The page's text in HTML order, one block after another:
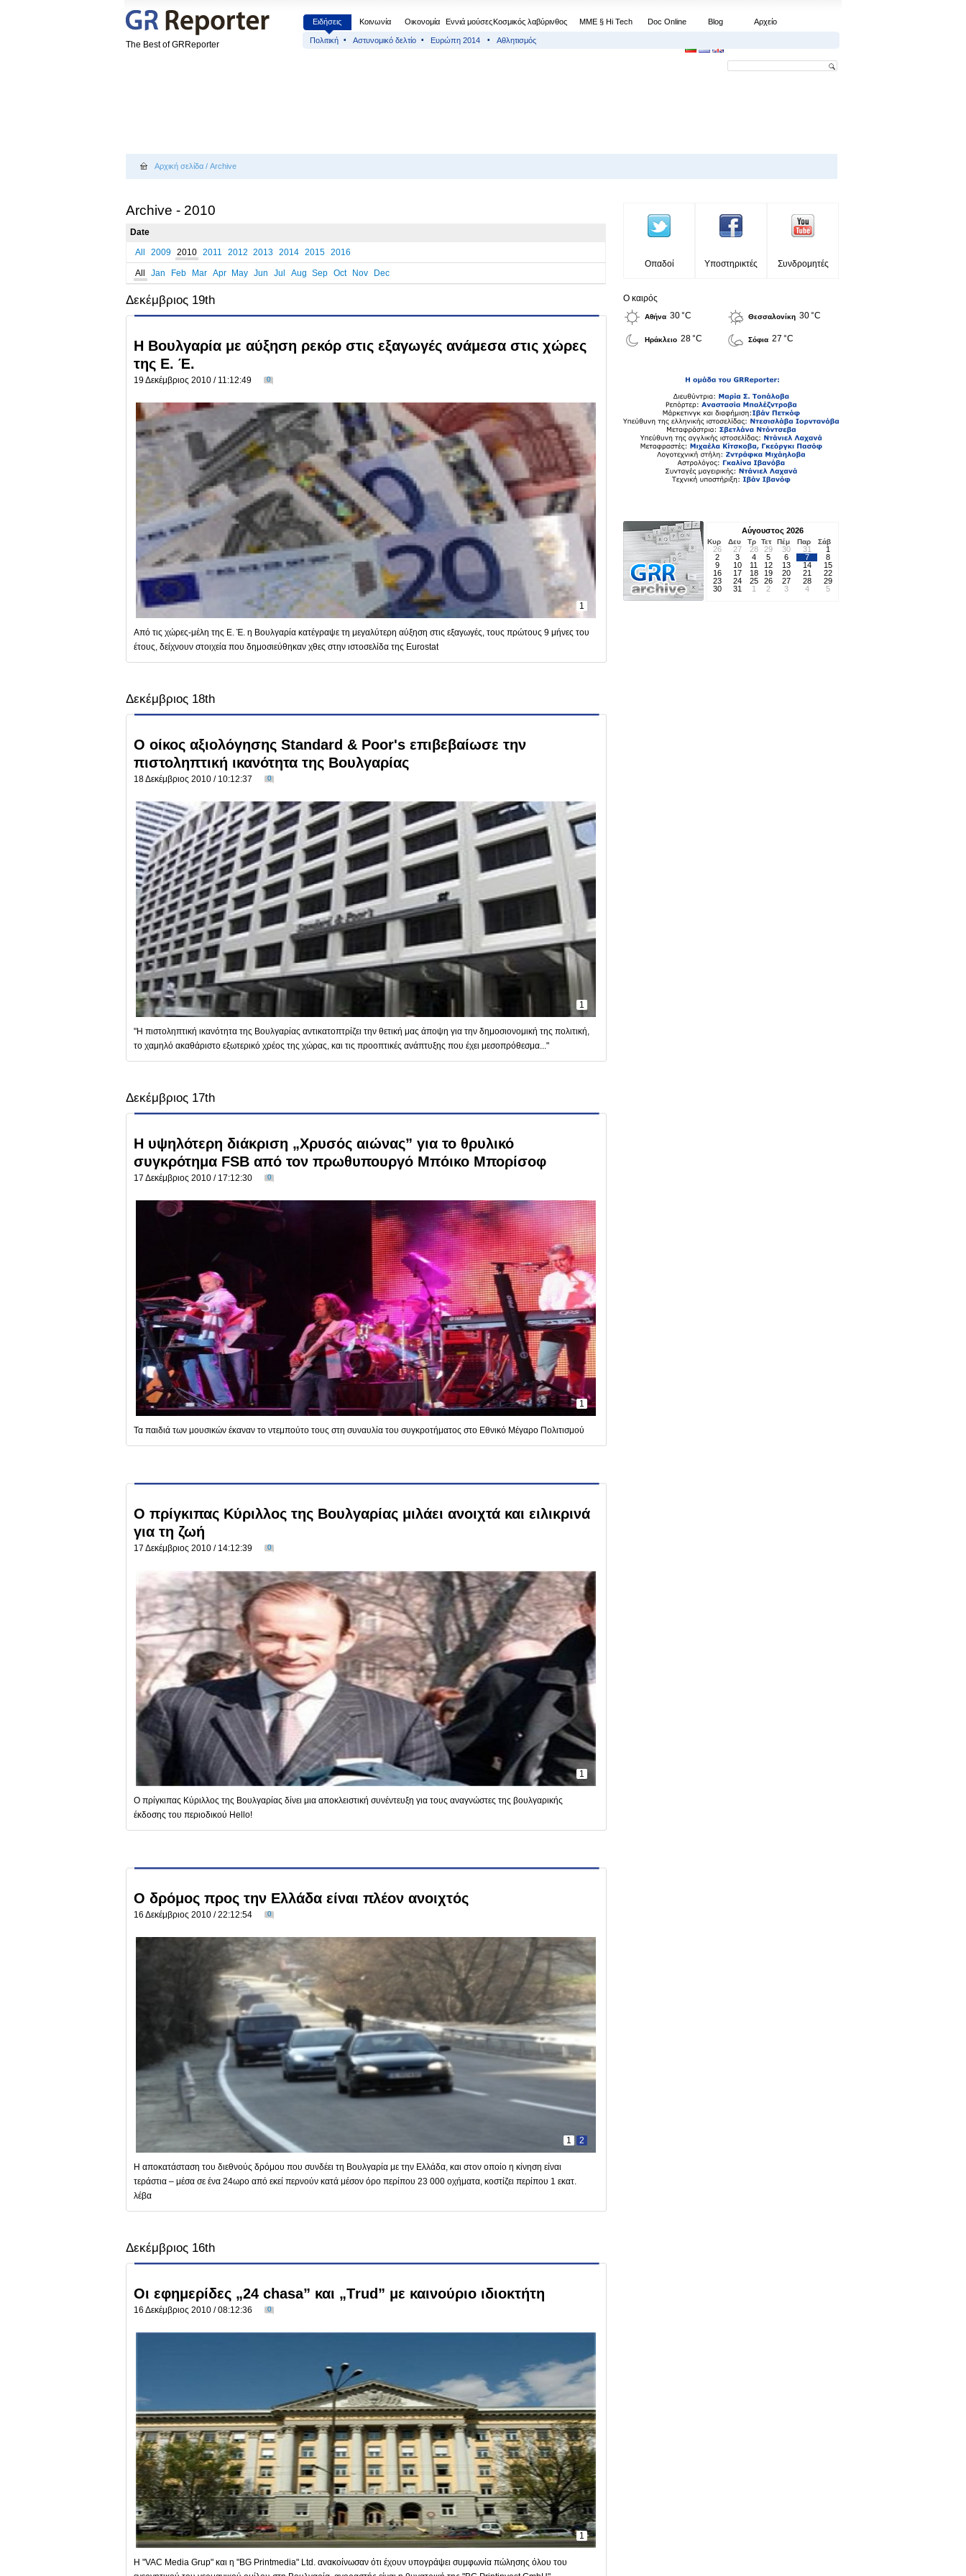
The Best of GRReporter
Ειδήσεις Κοινωνία Οικονομία Εννιά μούσεςΚοσμικός λαβύρινθος МΜΕ § Hi Tech Doc Online Blog Αρχείο
Πολιτική Αστυνομικό δελτίο Ευρώπη 2014 Αθλητισμός
Αρχική σελίδα / Archive
Archive - 2010
Date
All
2009 2010 2011 2012 2013 2014 2015 2016
All Jan Feb Mar Apr May Jun Jul Aug Sep Oct Nov Dec
Δεκέμβριος 19th
Η Βουλγαρία με αύξηση ρεκόρ στις εξαγωγές ανάμεσα στις χώρες
της Ε. Έ.
19 Δεκέμβριος 2010 / 11:12:49 0
1
Από τις χώρες-μέλη της Ε. Έ. η Βουλγαρία κατέγραψε τη μεγαλύτερη αύξηση στις εξαγωγές, τους πρώτους 9 μήνες του
έτους, δείχνουν στοιχεία που δημοσιεύθηκαν χθες στην ιστοσελίδα της Eurostat
Δεκέμβριος 18th
Ο οίκος αξιολόγησης Standard & Poor's επιβεβαίωσε την
πιστοληπτική ικανότητα της Βουλγαρίας
18 Δεκέμβριος 2010 / 10:12:37 0
1
"Η πιστοληπτική ικανότητα της Βουλγαρίας αντικατοπτρίζει την θετική μας άποψη για την δημοσιονομική της πολιτική,
το χαμηλό ακαθάριστο εξωτερικό χρέος της χώρας, και τις προοπτικές ανάπτυξης που έχει μεσοπρόθεσμα..."
Δεκέμβριος 17th
Η υψηλότερη διάκριση „Χρυσός αιώνας” για το θρυλικό
συγκρότημα FSB από τον πρωθυπουργό Μπόικο Μπορίσοφ
17 Δεκέμβριος 2010 / 17:12:30 0
1
Τα παιδιά των μουσικών έκαναν το ντεμπούτο τους στη συναυλία του συγκροτήματος στο Εθνικό Μέγαρο Πολιτισμού
Ο πρίγκιπας Κύριλλος της Βουλγαρίας μιλάει ανοιχτά και ειλικρινά
για τη ζωή
17 Δεκέμβριος 2010 / 14:12:39 0
1
Ο πρίγκιπας Κύριλλος της Βουλγαρίας δίνει μια αποκλειστική συνέντευξη για τους αναγνώστες της βουλγαρικής
έκδοσης του περιοδικού Hello!
О δρόμος προς την Ελλάδα είναι πλέον ανοιχτός
16 Δεκέμβριος 2010 / 22:12:54 0
2
1
Η αποκατάσταση του διεθνούς δρόμου που συνδέει τη Βουλγαρία με την Ελλάδα, και στον οποίο η κίνηση είναι
τεράστια – μέσα σε ένα 24ωρο από εκεί περνούν κατά μέσον όρο περίπου 23 000 οχήματα, κοστίζει περίπου 1 εκατ.
λέβα
Δεκέμβριος 16th
Οι εφημερίδες „24 chasa” και „Тrud” με καινούριο ιδιοκτήτη
16 Δεκέμβριος 2010 / 08:12:36 0
1
Η "VAC Мedia Grup" και η "BG Printmedia" Ltd. ανακοίνωσαν ότι έχουν υπογράψει συμφωνία πώλησης όλου του
Οπαδοί Υποστηρικτές Συνδρομητές
Ο καιρός
Αθήνα 30 °C Θεσσαλονίκη 30 °C
Ηράκλειο 28 °C Σόφια 27 °C
Αύγουστος 2026
Κυρ Δευ Τρ Τετ Πέμ Παρ Σάβ
26 27 28 29 30 31
1
2
3 4 5 6 7
8
9
10 11 12 13 14
15
16
17 18 19 20 21
22
23
24 25 26 27 28
29
30
31 1 2 3 4 5